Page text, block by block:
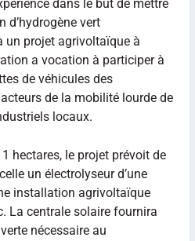
dans le but de mettre
d’hydrogène vert
un projet agrivoltaïque à
a vocation à participer à
de véhicules des
de la mobilité lourde de
locaux.
hectares, le projet prévoit de
un électrolyseur d’une
installation agrivoltaïque
La centrale solaire fournira
nécessaire au